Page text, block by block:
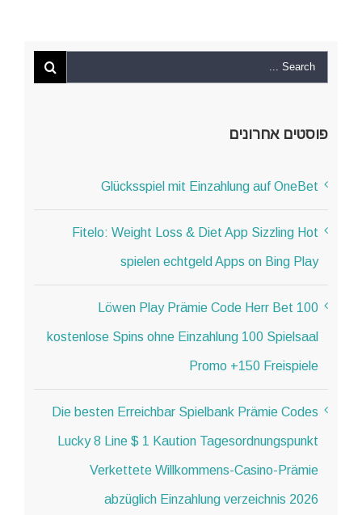
פוסטים אחרונים
Glücksspiel mit Einzahlung auf OneBet
Fitelo: Weight Loss & Diet App Sizzling Hot
spielen echtgeld Apps on Bing Play
Löwen Play Prämie Code Herr Bet 100
kostenlose Spins ohne Einzahlung 100 Spielsaal
Promo +150 Freispiele
Die besten Erreichbar Spielbank Prämie Codes
Lucky 8 Line $ 1 Kaution Tagesordnungspunkt
Verkettete Willkommens-Casino-Prämie
abzüglich Einzahlung verzeichnis 2026